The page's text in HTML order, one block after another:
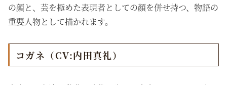
の顔と、芸を極めた表現者としての顔を併せ持つ、物語の
重要人物として描かれます。
コガネ（CV:内田真礼）